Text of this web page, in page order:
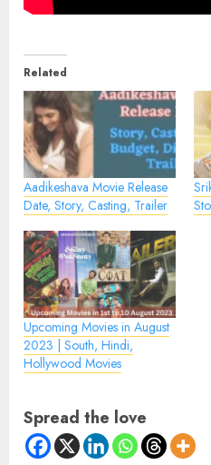
Related
Aadikeshava Movie Release
Date, Story, Casting, Trailer
Upcoming Movies in August
2023 | South, Hindi,
Hollywood Movies
Spread the love